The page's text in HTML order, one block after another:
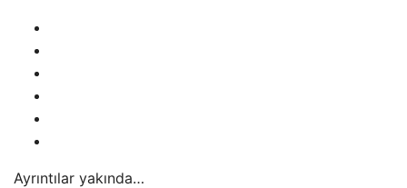
Ayrıntılar yakında…